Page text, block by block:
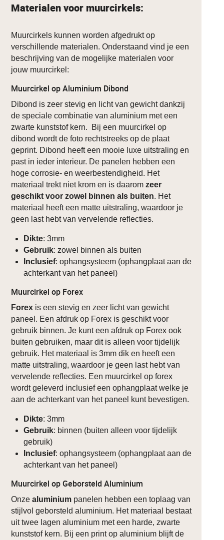
Materialen voor muurcirkels:
Muurcirkels kunnen worden afgedrukt op
verschillende materialen. Onderstaand vind je een
beschrijving van de mogelijke materialen voor
jouw muurcirkel:
Muurcirkel op Aluminium Dibond
Dibond is zeer stevig en licht van gewicht dankzij
de speciale combinatie van aluminium met een
zwarte kunststof kern. Bij een muurcirkel op
dibond wordt de foto rechtstreeks op de plaat
geprint. Dibond heeft een mooie luxe uitstraling en
past in ieder interieur. De panelen hebben een
hoge corrosie- en weerbestendigheid. Het
materiaal trekt niet krom en is daarom zeer
geschikt voor zowel binnen als buiten. Het
materiaal heeft een matte uitstraling, waardoor je
geen last hebt van vervelende reflecties.
Dikte: 3mm
Gebruik: zowel binnen als buiten
Inclusief: ophangsysteem (ophangplaat aan de
achterkant van het paneel)
Muurcirkel op Forex
Forex is een stevig en zeer licht van gewicht
paneel. Een afdruk op Forex is geschikt voor
gebruik binnen. Je kunt een afdruk op Forex ook
buiten gebruiken, maar dit is alleen voor tijdelijk
gebruik. Het materiaal is 3mm dik en heeft een
matte uitstraling, waardoor je geen last hebt van
vervelende reflecties. Een muurcirkel op forex
wordt geleverd inclusief een ophangplaat welke je
aan de achterkant van het paneel kunt bevestigen.
Dikte: 3mm
Gebruik: binnen (buiten alleen voor tijdelijk
gebruik)
Inclusief: ophangsysteem (ophangplaat aan de
achterkant van het paneel)
Muurcirkel op Geborsteld Aluminium
Onzealuminium panelen hebben een toplaag van
stijlvol geborsteld aluminium. Het materiaal bestaat
uit twee lagen aluminium met een harde, zwarte
kunststof kern. Bij een print op aluminium blijft de